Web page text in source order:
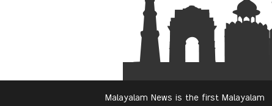
Malayalam News is the first Malayalam